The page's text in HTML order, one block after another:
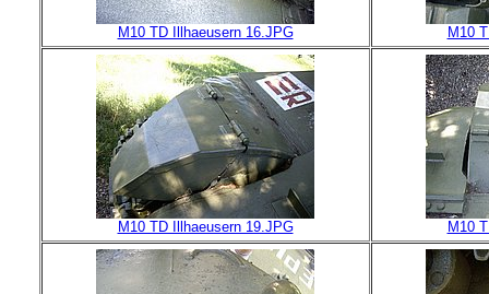
M10 TD Illhaeusern 16.JPG M10
M10 TD Illhaeusern 19.JPG M10